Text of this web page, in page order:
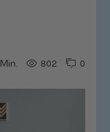
0
802
Min.